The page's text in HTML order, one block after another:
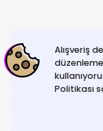
Alışveriş
Politikası